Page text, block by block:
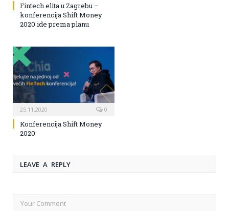
Fintech elita u Zagrebu –
konferencija Shift Money
2020 ide prema planu
25.11.2020 0
Konferencija Shift Money
2020
LEAVE A REPLY